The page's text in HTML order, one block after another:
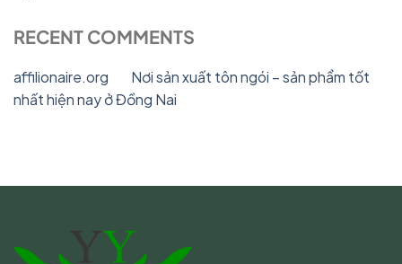
RECENT COMMENTS
affilionaire.org
Nơi sản xuất tôn ngói – sản phẩm tốt
nhất hiện nay ở Đồng Nai